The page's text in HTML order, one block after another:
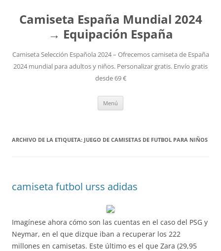
Camiseta España Mundial 2024
→ Equipación España
Camiseta Selección Española 2024 – Ofrecemos camiseta de España
2024 mundial para adultos y niños. Personalizar gratis. Envío gratis
desde 69 €
Menú
ARCHIVO DE LA ETIQUETA: JUEGO DE CAMISETAS DE FUTBOL PARA NIÑOS
camiseta futbol urss adidas
Imagínese ahora cómo son las cuentas en el caso del PSG y
Neymar, en el que dizque iban a recuperar los 222
millones en camisetas. Este último es el que Zara (29,95